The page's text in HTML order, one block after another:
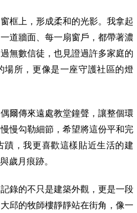
框上，形成柔和的光影。我拿起
道牆面、每一扇窗戶，都帶著濃
無數信徒，也見證過許多家庭的
場所，更像是一座守護社區的燈
爾傳來遠處教堂鐘聲，讓整個環
慢勾勒細節，希望將這份平和完
，我更喜歡這樣貼近生活的建
歲月痕跡。
錄的不只是建築外觀，更是一段
邱的牧師樓靜靜站在街角，像一